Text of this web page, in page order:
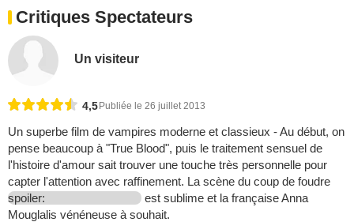
Critiques Spectateurs
Un visiteur
4,5Publiée le 26 juillet 2013
Un superbe film de vampires moderne et classieux - Au début, on
pense beaucoup à "True Blood", puis le traitement sensuel de
l'histoire d'amour sait trouver une touche très personnelle pour
capter l'attention avec raffinement. La scène du coup de foudre
spoiler:
est sublime et la française Anna
Mouglalis vénéneuse à souhait.